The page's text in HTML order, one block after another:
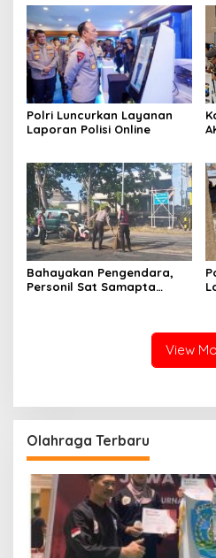
Polri Luncurkan Layanan
Laporan Polisi Online
Bahayakan Pengendara,
Personil Sat Samapta
View
Olahraga Terbaru